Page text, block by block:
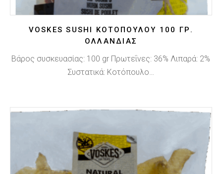
VOSKES SUSHI ΚΟΤΌΠΟΥΛΟΥ 100 ΓΡ.
ΟΛΛΑΝΔΊΑΣ
Βάρος συσκευασίας: 100 gr Πρωτεΐνες: 36% Λιπαρά: 2%
Συστατικά: Κοτόπουλο…